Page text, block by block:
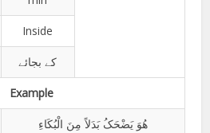
Inside
کے بجائے
Example
ھُوَ یَضْحَکُ بَدَلاً مِنَ الْبُکَاءِ